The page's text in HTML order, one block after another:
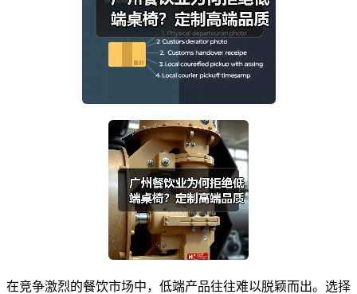
在竞争激烈的餐饮市场中，低端产品往往难以脱颖而出。选择